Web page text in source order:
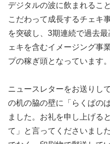
デジタルの波に飲まれるこ
こだわって成長するチェキ
を突破し、3期連続で過去
ェキを含むイメージング事
プの稼ぎ頭となっています。
ニュースレターをお送りし
の机の脇の壁に「らくぱの
ました。お礼を申し上げる
て」と言ってくださいまし